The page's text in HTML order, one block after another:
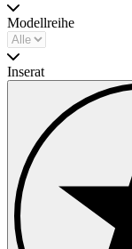
Modellreihe
Inserat